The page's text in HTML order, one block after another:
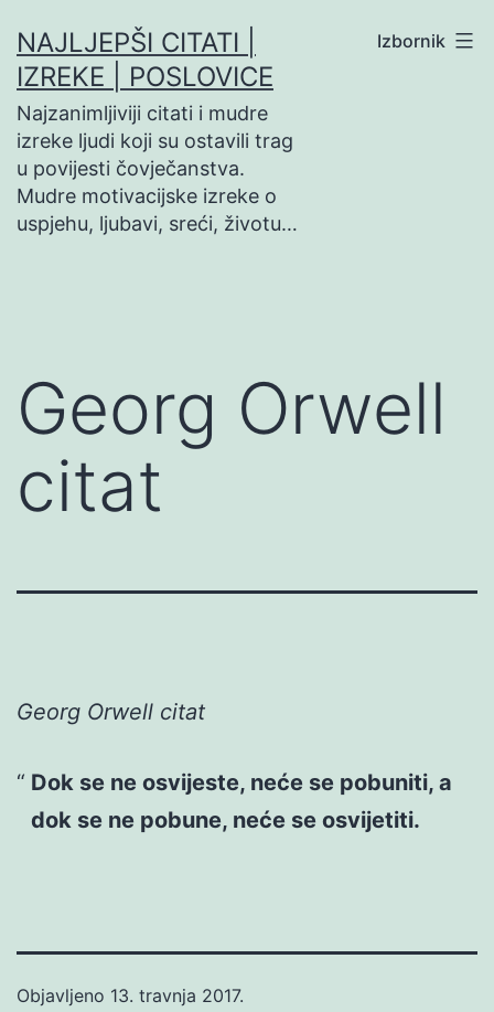
na
sadržaj
NAJLJEPŠI CITATI |
IZREKE | POSLOVICE
Najzanimljiviji citati i mudre
izreke ljudi koji su ostavili trag
u povijesti čovječanstva.
Mudre motivacijske izreke o
uspjehu, ljubavi, sreći, životu…
Izbornik
Georg Orwell
citat
Georg Orwell citat
Dok se ne osvijeste, neće se pobuniti, a
dok se ne pobune, neće se osvijetiti.
Objavljeno 13. travnja 2017.